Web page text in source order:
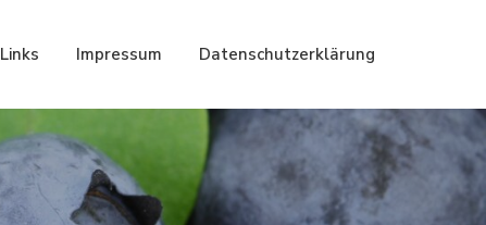
Links Impressum Datenschutzerklärung